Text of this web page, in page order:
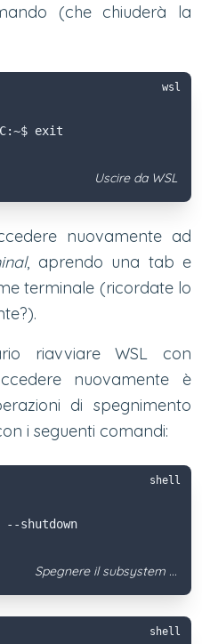
(che chiuderà la
wsl
exit
Uscire da WSL
nuovamente ad
, aprendo una tab e
terminale (ricordate lo
riavviare WSL con
nuovamente è
di spegnimento
i seguenti comandi:
shell
--shutdown
Spegnere il subsystem ...
shell